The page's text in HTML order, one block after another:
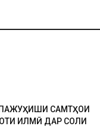
САМТҲОИ
ИЛМӢ ДАР СОЛИ